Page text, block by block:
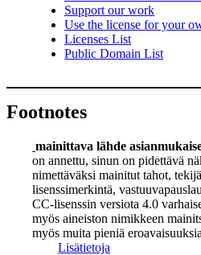
Support our work
Use the license for your
Licenses List
Public Domain List
Footnotes
mainittava lähde
on annettu, sinun on pidettävä
nimettäväksi mainitut tahot,
lisenssimerkintä,
CC-lisenssin versiota 4.0
myös aineiston nimikkeen
myös muita pieniä
Lisätietoja